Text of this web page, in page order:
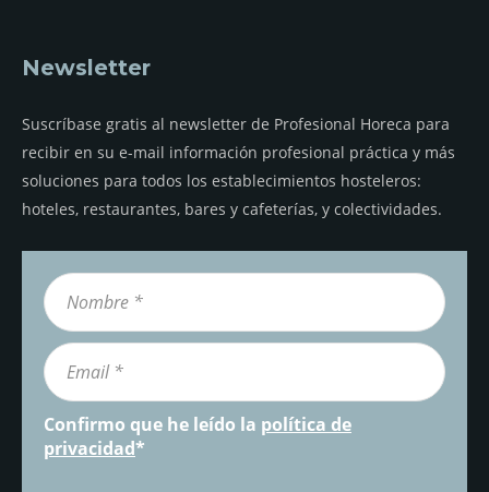
Newsletter
Suscríbase gratis al newsletter de Profesional Horeca para
recibir en su e-mail información profesional práctica y más
soluciones para todos los establecimientos hosteleros:
hoteles, restaurantes, bares y cafeterías, y colectividades.
Confirmo que he leído la política de
privacidad*